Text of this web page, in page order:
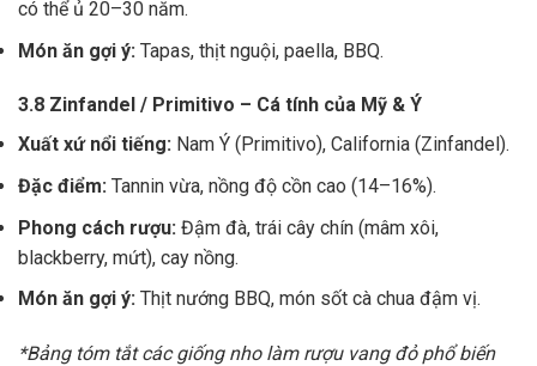
có thể ủ 20–30 năm.
Món ăn gợi ý: Tapas, thịt nguội, paella, BBQ.
3.8 Zinfandel / Primitivo – Cá tính của Mỹ & Ý
Xuất xứ nổi tiếng: Nam Ý (Primitivo), California (Zinfandel).
Đặc điểm: Tannin vừa, nồng độ cồn cao (14–16%).
Phong cách rượu: Đậm đà, trái cây chín (mâm xôi,
blackberry, mứt), cay nồng.
Món ăn gợi ý: Thịt nướng BBQ, món sốt cà chua đậm vị.
*Bảng tóm tắt các giống nho làm rượu vang đỏ phổ biến